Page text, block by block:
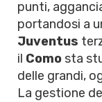
punti,
portandosi a
Juventus
il Como sta
delle grandi,
La gestione